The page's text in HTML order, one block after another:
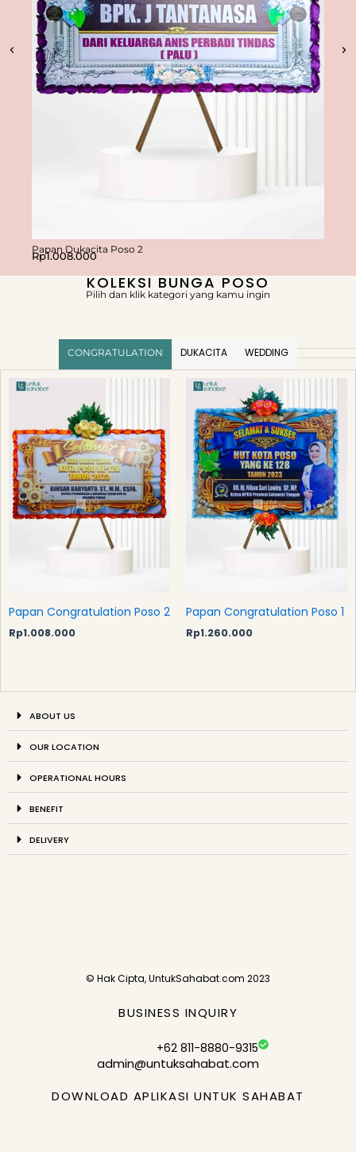
Papan Dukacita Poso 2
Rp1.008.000
KOLEKSI BUNGA POSO
Pilih dan klik kategori yang kamu ingin
CONGRATULATION DUKACITA WEDDING
Papan Congratulation Poso 2
Rp1.008.000
Papan Congratulation Poso 1
Rp1.260.000
ABOUT US
OUR LOCATION
OPERATIONAL HOURS
BENEFIT
DELIVERY
© Hak Cipta, UntukSahabat.com 2023
BUSINESS INQUIRY
+62 811-8880-9315
admin@untuksahabat.com
DOWNLOAD APLIKASI UNTUK SAHABAT